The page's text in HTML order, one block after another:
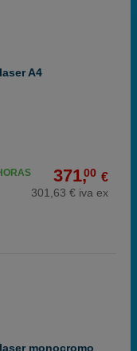
A4
371,00 €
301,63 € iva ex
monocromo